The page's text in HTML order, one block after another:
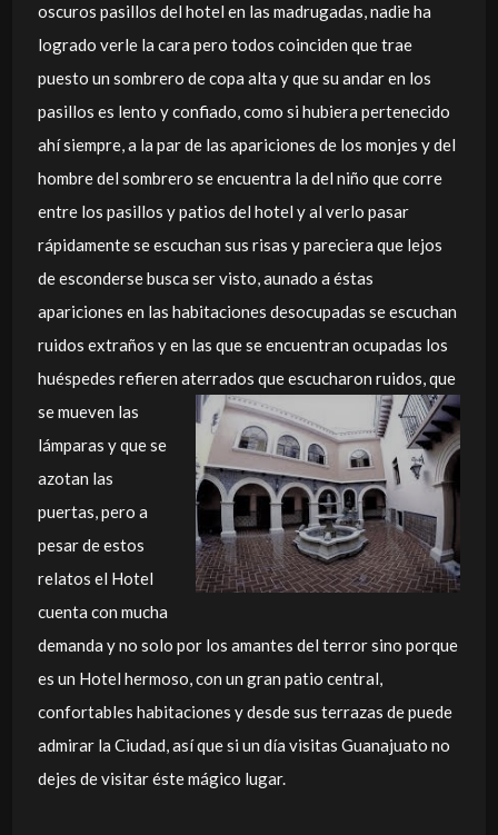
oscuros pasillos del hotel en las madrugadas, nadie ha
logrado verle la cara pero todos coinciden que trae
puesto un sombrero de copa alta y que su andar en los
pasillos es lento y confiado, como si hubiera pertenecido
ahí siempre, a la par de las apariciones de los monjes y del
hombre del sombrero se encuentra la del niño que corre
entre los pasillos y patios del hotel y al verlo pasar
rápidamente se escuchan sus risas y pareciera que lejos
de esconderse busca ser visto, aunado a éstas
apariciones en las habitaciones desocupadas se escuchan
ruidos extraños y en las que se encuentran ocupadas los
huéspedes refieren aterrados que escucharon ruidos, que
se mueven las
lámparas y que se
azotan las
puertas, pero a
pesar de estos
relatos el Hotel
cuenta con mucha
demanda y no solo por los amantes del terror sino porque
es un Hotel hermoso, con un gran patio central,
confortables habitaciones y desde sus terrazas de puede
admirar la Ciudad, así que si un día visitas Guanajuato no
dejes de visitar éste mágico lugar.